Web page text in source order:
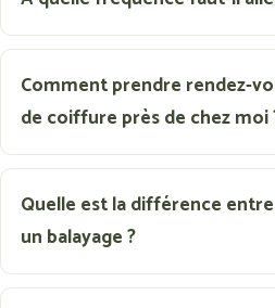
Comment prendre rendez-
de coiffure près de chez moi
Quelle est la différence
un balayage ?